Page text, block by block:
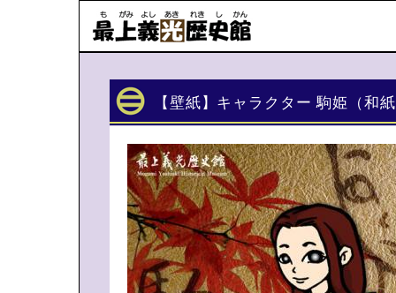
【壁紙】キャラクター 駒姫（和